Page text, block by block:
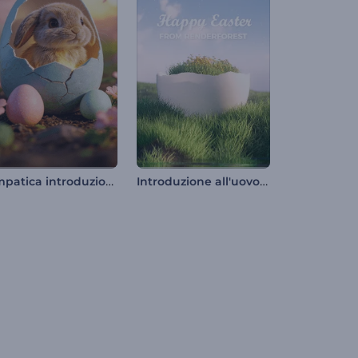
Simpatica introduzione con il coniglietto di Pasqua Introduzione all'uovo di Pasqua rotto